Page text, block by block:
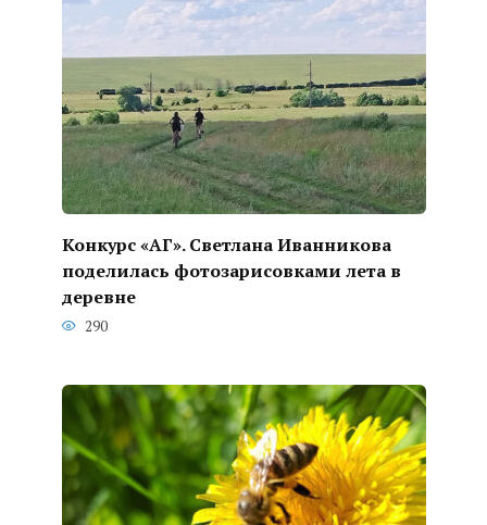
Конкурс «АГ». Светлана Иванникова
поделилась фотозарисовками лета в
деревне
290